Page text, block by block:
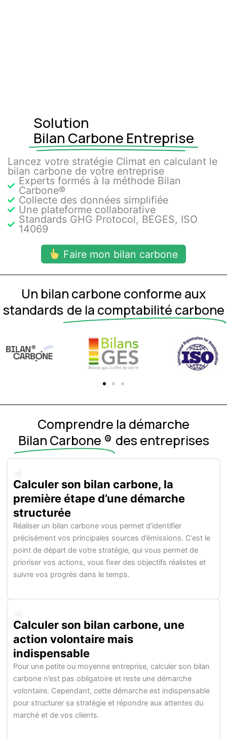
Solution
Bilan Carbone Entreprise
Lancez votre stratégie Climat en calculant le
bilan carbone de votre entreprise
Experts formés à la méthode Bilan
Carbone®
Collecte des données simplifiée
Une plateforme collaborative
Standards GHG Protocol, BEGES, ISO
14069
Faire mon bilan carbone
Un bilan carbone conforme aux
standards de la comptabilité carbone
Comprendre la démarche
Bilan Carbone ® des entreprises
Calculer son bilan carbone, la
première étape d’une démarche
structurée
Réaliser un bilan carbone vous permet d’identifier
précisément vos principales sources d’émissions. C’est le
point de départ de votre stratégie, qui vous permet de
prioriser vos actions, vous fixer des objectifs réalistes et
suivre vos progrès dans le temps. ​
Calculer son bilan carbone, une
action volontaire mais
indispensable
Pour une petite ou moyenne entreprise, calculer son bilan
carbone n’est pas obligatoire et reste une démarche
volontaire. Cependant, cette démarche est indispensable
pour structurer sa stratégie et répondre aux attentes du
marché et de vos clients. ​